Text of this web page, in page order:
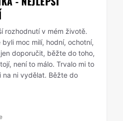
rozhodnutí v mém životě.
byli moc milí, hodní, ochotní,
doporučit, běžte do toho,
není to málo. Trvalo mi to
na ni vydělat. Běžte do